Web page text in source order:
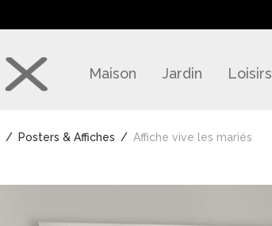
Maison Jardin Loisirs
/ Posters & Affiches / Affiche vive les mariés